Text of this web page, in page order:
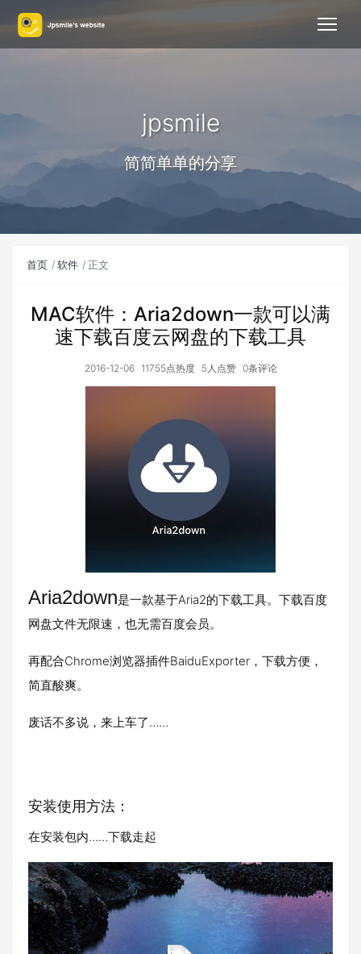
jpsmile
简简单单的分享
首页 软件 正文
MAC软件：Aria2down一款可以满
速下载百度云网盘的下载工具
2016-12-06 11755点热度 5人点赞 0条评论
Aria2down是一款基于Aria2的下载工具。下载百度
网盘文件无限速，也无需百度会员。
再配合Chrome浏览器插件BaiduExporter，下载方便，
简直酸爽。
废话不多说，来上车了……
安装使用方法：
在安装包内……下载走起